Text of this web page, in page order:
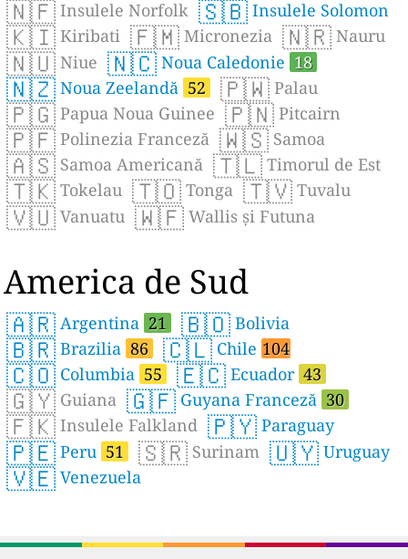
🇳🇫 Insulele Norfolk 🇸🇧 Insulele Solomon
🇰🇮 Kiribati 🇫🇲 Micronezia 🇳🇷 Nauru
🇳🇺 Niue 🇳🇨 Noua Caledonie 18
🇳🇿 Noua Zeelandă 52 🇵🇼 Palau
🇵🇬 Papua Noua Guinee 🇵🇳 Pitcairn
🇵🇫 Polinezia Franceză 🇼🇸 Samoa
🇦🇸 Samoa Americană 🇹🇱 Timorul de Est
🇹🇰 Tokelau 🇹🇴 Tonga 🇹🇻 Tuvalu
🇻🇺 Vanuatu 🇼🇫 Wallis și Futuna
America de Sud
🇦🇷 Argentina 21 🇧🇴 Bolivia
🇧🇷 Brazilia 86 🇨🇱 Chile 104
🇨🇴 Columbia 55 🇪🇨 Ecuador 43
🇬🇾 Guiana 🇬🇫 Guyana Franceză 30
🇫🇰 Insulele Falkland 🇵🇾 Paraguay
🇵🇪 Peru 51 🇸🇷 Surinam 🇺🇾 Uruguay
🇻🇪 Venezuela